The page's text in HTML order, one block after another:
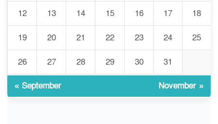
৮
জুলাই আন্দোলন ছিল সম্মিলিত,
লক্ষ্য হওয়া উচিত ঐক্য ও
রাষ্ট্রগঠন
৯
ভোরে ঝিনাইদহ সীমান্তে জটলা
দেখে বিএসএফের রাবার বুলেট,
12 13 14 15 16 17 18
19 20 21 22 23 24 25
26 27 28 29 30 31
« September November »